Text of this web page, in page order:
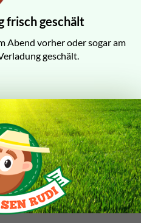
frisch geschält
Abend vorher oder sogar am
geschält.